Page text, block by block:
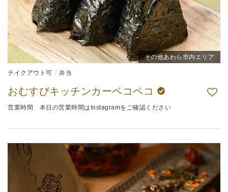
その他あわら市内エリア
テイクアウト可 弁当
おむすびキッチンカーペコペコ
営業時間 本日の営業時間はInstagramをご確認ください